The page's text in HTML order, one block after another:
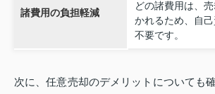
諸費用の負担軽減
どの諸費用は、
かれるため、自
不要です。
次に、任意売却のデメリットについても